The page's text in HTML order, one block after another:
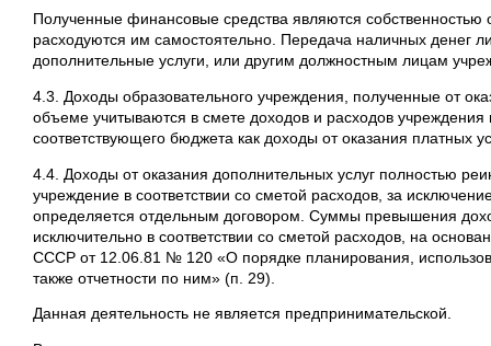
Полученные финансовые средства являются собственностью
расходуются им самостоятельно. Передача наличных денег
дополнительные услуги, или другим должностным лицам
4.3. Доходы образовательного учреждения, полученные от
объеме учитываются в смете доходов и расходов учреждения
соответствующего бюджета как доходы от оказания платных
4.4. Доходы от оказания дополнительных услуг полностью
учреждение в соответствии со сметой расходов, за
определяется отдельным договором. Суммы превышения
исключительно в соответствии со сметой расходов, на
СССР от 12.06.81 № 120 «О порядке планирования,
также отчетности по ним» (п. 29).
Данная деятельность не является предпринимательской.